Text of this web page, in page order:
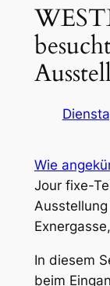
Wie
Jour fixe-
Ausstellung
In diesem
beim